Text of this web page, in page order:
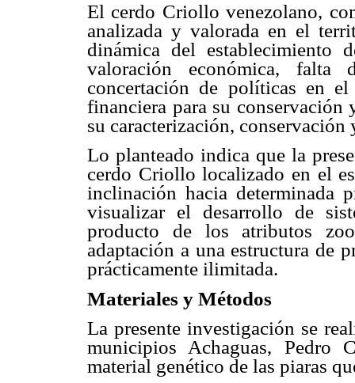
El cerdo Criollo venezolano,
analizada y valorada en el
dinámica del establecimiento
valoración económica, falta
concertación de políticas en
financiera para su
su caracterización, conservación
Lo planteado indica que la
cerdo Criollo localizado en el
inclinación hacia determinada
visualizar el desarrollo de
producto de los atributos
adaptación a una estructura de
prácticamente ilimitada.
Materiales y Métodos
La presente investigación se
municipios Achaguas, Pedro
material genético de las piaras